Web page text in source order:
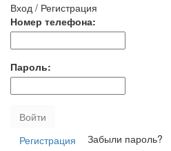
Вход / Регистрация
Номер телефона:
Пароль:
Войти
Регистрация
Забыли пароль?